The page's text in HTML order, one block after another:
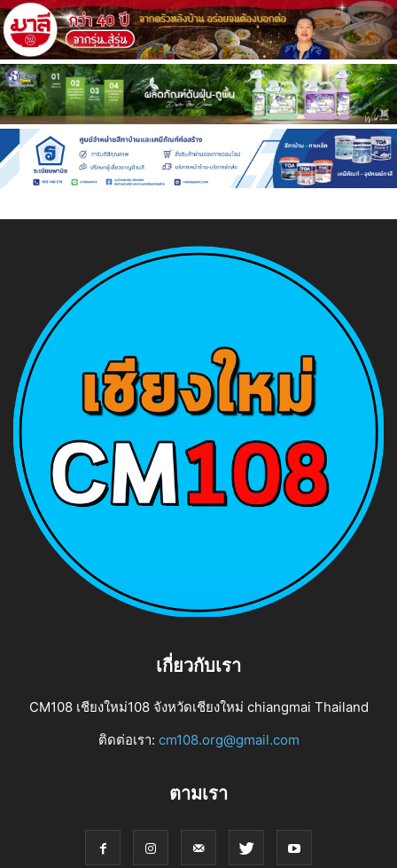
เกี่ยวกับเรา
CM108 เชียงใหม่108 จังหวัดเชียงใหม่ chiangmai Thailand
ติดต่อเรา: cm108.org@gmail.com
ตามเรา